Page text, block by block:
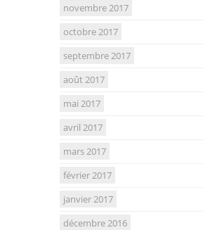
novembre 2017
octobre 2017
septembre 2017
août 2017
mai 2017
avril 2017
mars 2017
février 2017
janvier 2017
décembre 2016